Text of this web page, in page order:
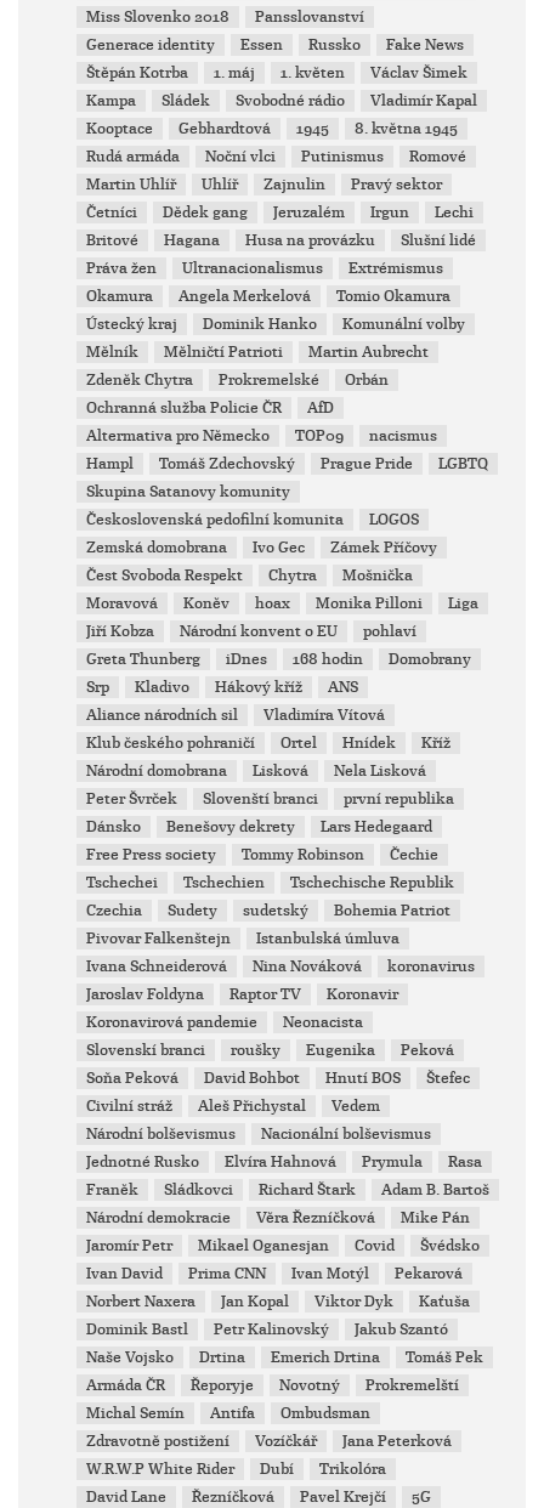
Miss Slovenko 2018
Pansslovanství
Generace identity
Essen Russko
Fake News
Štěpán Kotrba
1. máj 1. květen
Václav Šimek
Kampa
Sládek Svobodné rádio
Vladimír Kapal
Kooptace
Gebhardtová 1945
8. května 1945
Rudá armáda
Noční vlci Putinismus
Romové
Martin Uhlíř
Uhlíř Zajnulin
Pravý sektor
Četníci
Dědek gang Jeruzalém Irgun
Lechi
Britové
Hagana Husa na provázku
Slušní lidé
Práva žen
Ultranacionalismus
Extrémismus
Okamura
Angela Merkelová
Tomio Okamura
Ústecký kraj
Dominik Hanko
Komunální volby
Mělník
Mělničtí Patrioti
Martin Aubrecht
Zdeněk Chytra
Prokremelské
Orbán
Ochranná služba Policie ČR
AfD
Altermativa pro Německo
TOP09
nacismus
Hampl
Tomáš Zdechovský Prague Pride
LGBTQ
Skupina Satanovy komunity
Československá pedofilní komunita
LOGOS
Zemská domobrana
Ivo Gec
Zámek Příčovy
Čest Svoboda Respekt
Chytra
Mošnička
Moravová
Koněv hoax Monika Pilloni
Liga
Jiří Kobza
Národní konvent o EU
pohlaví
Greta Thunberg
iDnes 168 hodin
Domobrany
Srp
Kladivo Hákový kříž
ANS
Aliance národních sil
Vladimíra Vítová
Klub českého pohraničí
Ortel Hnídek
Kříž
Národní domobrana
Lisková
Nela Lisková
Peter Švrček
Slovenští branci
první republika
Dánsko
Benešovy dekrety
Lars Hedegaard
Free Press society
Tommy Robinson
Čechie
Tschechei
Tschechien
Tschechische Republik
Czechia
Sudety sudetský
Bohemia Patriot
Pivovar Falkenštejn
Istanbulská úmluva
Ivana Schneiderová
Nina Nováková
koronavirus
Jaroslav Foldyna
Raptor TV
Koronavir
Koronavirová pandemie
Neonacista
Slovenskí branci
roušky Eugenika
Peková
Soňa Peková
David Bohbot Hnutí BOS
Štefec
Civilní stráž
Aleš Přichystal
Vedem
Národní bolševismus
Nacionální bolševismus
Jednotné Rusko
Elvíra Hahnová Prymula
Rasa
Franěk
Sládkovci Richard Štark
Adam B. Bartoš
Národní demokracie
Věra Řezníčková
Mike Pán
Jaromír Petr
Mikael Oganesjan Covid
Švédsko
Ivan David
Prima CNN Ivan Motýl
Pekarová
Norbert Naxera
Jan Kopal Viktor Dyk
Kaťuša
Dominik Bastl
Petr Kalinovský
Jakub Szantó
Naše Vojsko
Drtina Emerich Drtina
Tomáš Pek
Armáda ČR
Řeporyje Novotný
Prokremelští
Michal Semín
Antifa
Ombudsman
Zdravotně postižení
Vozíčkář
Jana Peterková
W.R.W.P White Rider
Dubí
Trikolóra
David Lane
Řezníčková Pavel Krejčí
5G